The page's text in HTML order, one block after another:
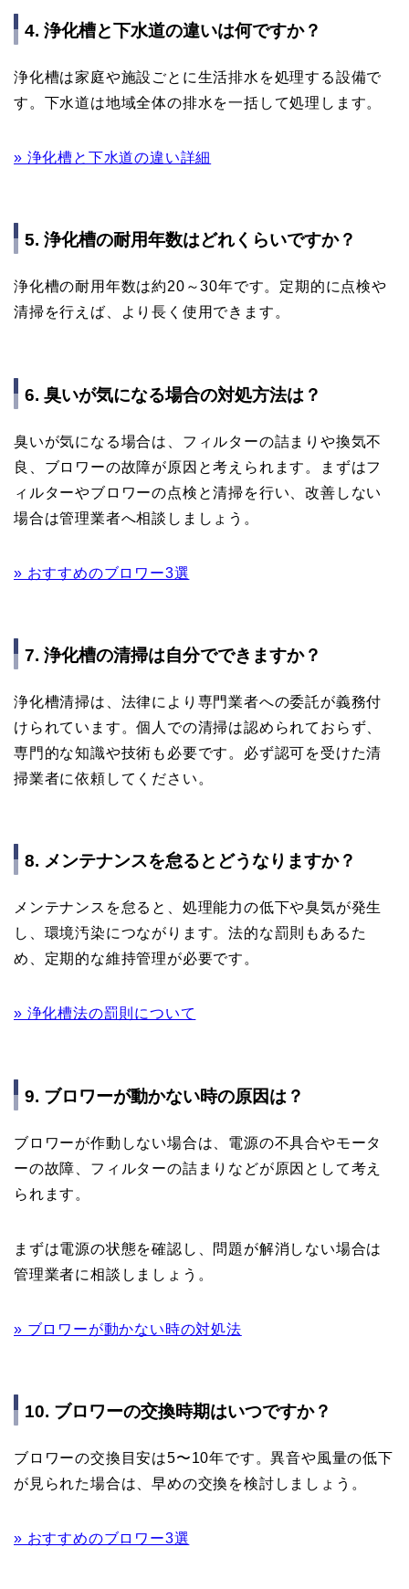
4. 浄化槽と下水道の違いは何ですか？
浄化槽は家庭や施設ごとに生活排水を処理する設備で
す。下水道は地域全体の排水を一括して処理します。
» 浄化槽と下水道の違い詳細
5. 浄化槽の耐用年数はどれくらいですか？
浄化槽の耐用年数は約20～30年です。定期的に点検や
清掃を行えば、より長く使用できます。
6. 臭いが気になる場合の対処方法は？
臭いが気になる場合は、フィルターの詰まりや換気不
良、ブロワーの故障が原因と考えられます。まずはフ
ィルターやブロワーの点検と清掃を行い、改善しない
場合は管理業者へ相談しましょう。
» おすすめのブロワー3選
7. 浄化槽の清掃は自分でできますか？
浄化槽清掃は、法律により専門業者への委託が義務付
けられています。個人での清掃は認められておらず、
専門的な知識や技術も必要です。必ず認可を受けた清
掃業者に依頼してください。
8. メンテナンスを怠るとどうなりますか？
メンテナンスを怠ると、処理能力の低下や臭気が発生
し、環境汚染につながります。法的な罰則もあるた
め、定期的な維持管理が必要です。
» 浄化槽法の罰則について
9. ブロワーが動かない時の原因は？
ブロワーが作動しない場合は、電源の不具合やモータ
ーの故障、フィルターの詰まりなどが原因として考え
られます。
まずは電源の状態を確認し、問題が解消しない場合は
管理業者に相談しましょう。
» ブロワーが動かない時の対処法
10. ブロワーの交換時期はいつですか？
ブロワーの交換目安は5〜10年です。異音や風量の低下
が見られた場合は、早めの交換を検討しましょう。
» おすすめのブロワー3選